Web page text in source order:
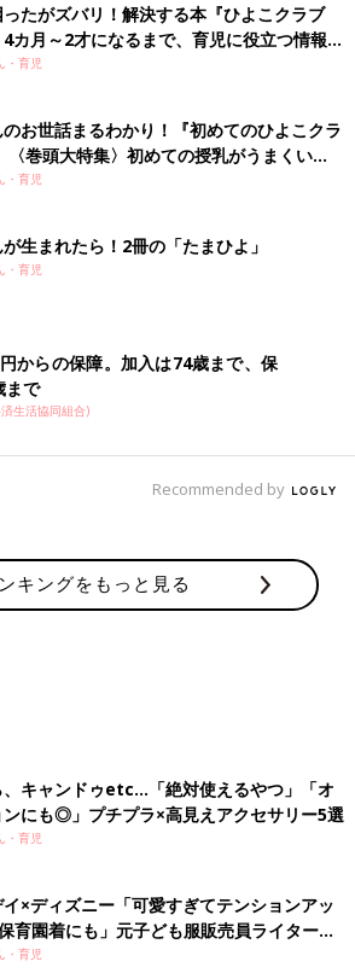
「a.musume.pink」
良さそうな素材もお気に入りのポイントな
くさん買っちゃうしまむらのキ
たがズバリ！解決する本『ひよこクラブ
月～2才になるまで、育児に役立つ情報が
！
・育児
お世話まるわかり！『初めてのひよこクラ
〈巻頭大特集〉初めての授乳がうまくい
ぱい・ミルクの基本と夏のトラブル 解決テ
・育児
生まれたら！2冊の「たまひよ」
・育児
からの保障。加入は74歳まで、保
まで
生活協同組合)
Recommended by
キングをもっと見る
、キャンドゥetc…「絶対使えるやつ」「オ
にも◎」プチプラ×高見えアクセサリー5選
・育児
×ディズニー「可愛すぎてテンションアッ
育園着にも」元子ども服販売員ライターお
ラボアイテム4選
・育児